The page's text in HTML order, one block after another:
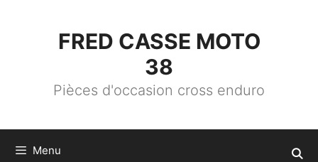
FRED CASSE MOTO
38
Pièces d'occasion cross enduro
Menu